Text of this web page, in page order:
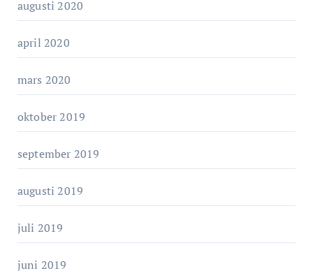
augusti 2020
april 2020
mars 2020
oktober 2019
september 2019
augusti 2019
juli 2019
juni 2019